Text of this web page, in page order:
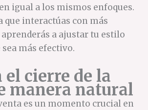
igual a los mismos enfoques.
que interactúas con más
a ajustar tu estilo
sea más efectivo.
cierre de la
manera natural
es un momento crucial en